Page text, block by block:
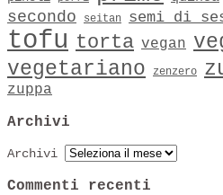
secondo seitan semi di
tofu torta vegan
vegetariano
zenzero
zuppa
Archivi
Archivi
Commenti recenti